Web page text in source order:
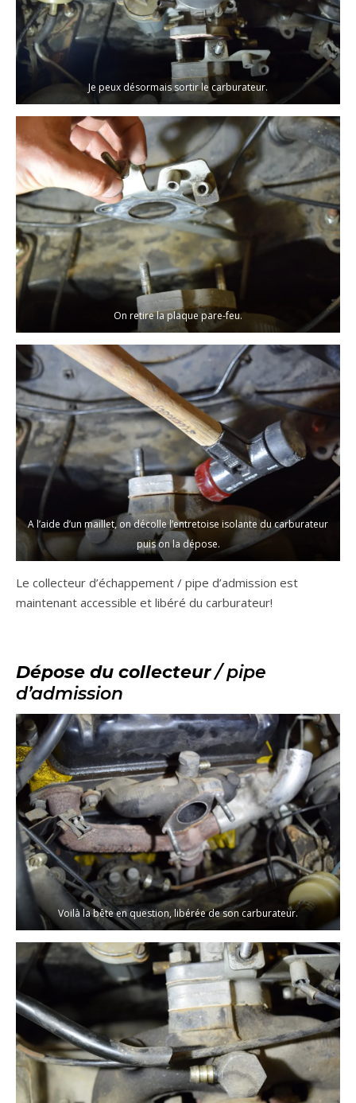
Je peux désormais sortir le carburateur.
On retire la plaque pare-feu.
A l’aide d’un maillet, on décolle l’entretoise isolante du carburateur
puis on la dépose.
Le collecteur d’échappement / pipe d’admission est
maintenant accessible et libéré du carburateur!
Dépose du collecteur/ pipe
d’admission
Voilà la bête en question, libérée de son carburateur.